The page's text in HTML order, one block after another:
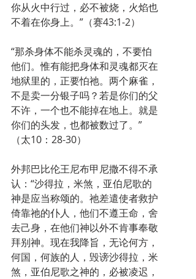
你从火中行过，必不被烧，火焰也
不着在你身上。”（赛43:1-2）
“那杀身体不能杀灵魂的，不要怕
他们。惟有能把身体和灵魂都灭在
地狱里的，正要怕祂。两个麻雀，
不是卖一分银子吗？若是你们的父
不许，一个也不能掉在地上。就是
你们的头发，也都被数过了。”
（太10：28-30）
外邦巴比伦王尼布甲尼撒不得不承
认：“沙得拉，米煞，亚伯尼歌的
神是应当称颂的。祂差遣使者救护
倚靠祂的仆人，他们不遵王命，舍
去己身，在他们神以外不肯事奉敬
拜别神。现在我降旨，无论何方，
何国，何族的人，毁谤沙得拉，米
煞，亚伯尼歌之神的，必被凌迟，